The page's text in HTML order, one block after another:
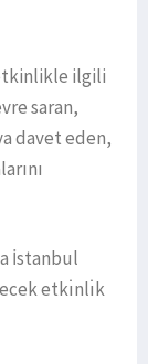
ilgili
saran,
davet eden,
İstanbul
etkı̇nlı̇k